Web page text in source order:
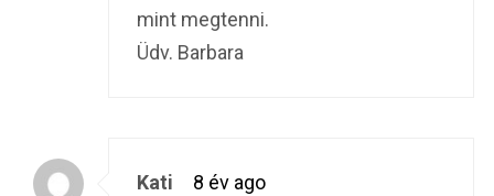
mint megtenni.
Üdv. Barbara
Kati 8 év ago